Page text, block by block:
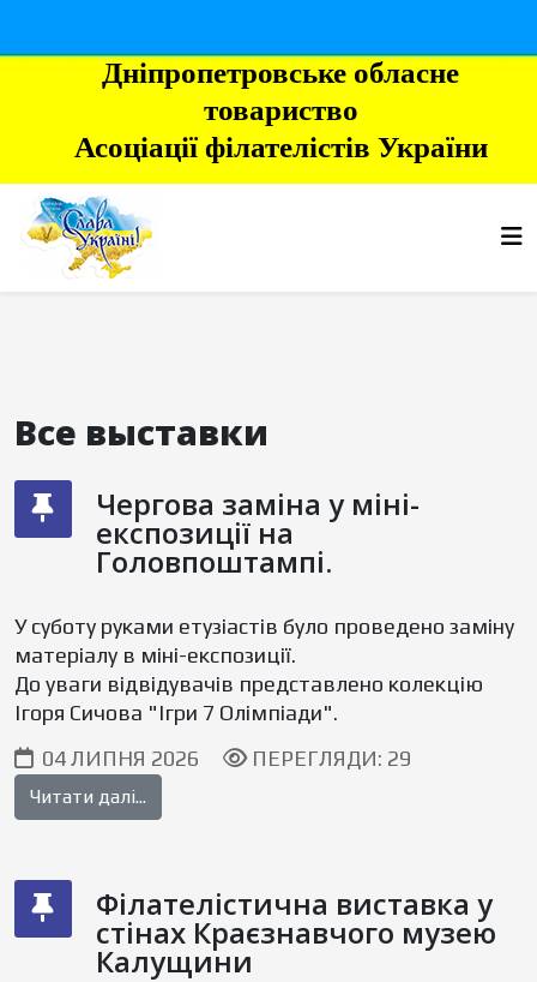
Дніпропетровське обласне
товариство
Асоціації філателістів України
Все выставки
Чергова заміна у міні-
експозиції на
Головпоштампі.
У суботу руками етузіастів було проведено заміну
матеріалу в міні-експозиції.
До уваги відвідувачів представлено колекцію
Ігоря Сичова "Ігри 7 Олімпіади".
04 ЛИПНЯ 2026
ПЕРЕГЛЯДИ: 29
Читати далі...
Філателістична виставка у
стінах Краєзнавчого музею
Калущини